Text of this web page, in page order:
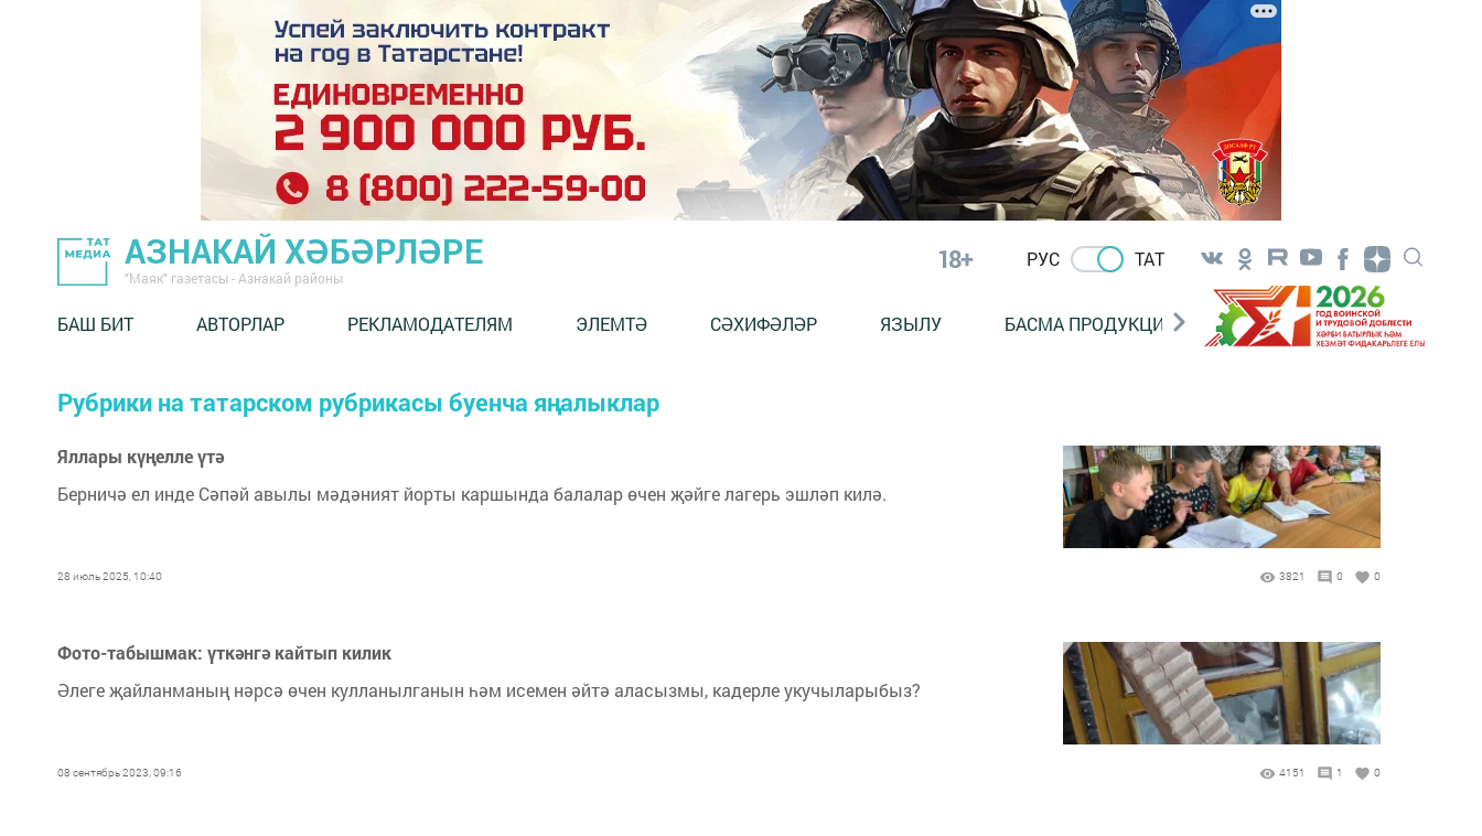
АЗНАКАЙ ХӘБӘРЛӘРЕ
"Маяк" газетасы - Азнакай районы
18+ РУС ТАТ
БАШ БИТ АВТОРЛАР РЕКЛАМОДАТЕЛЯМ ЭЛЕМТӘ СӘХИФӘЛӘР ЯЗЫЛУ БАСМА ПРОДУКЦИЯ САТУ «ГӨЛСТАН»
Рубрики на татарском рубрикасы буенча яңалыклар
Яллары күңелле үтә
Берничә ел инде Сәпәй авылы мәдәният йорты каршында балалар өчен җәйге лагерь эшләп килә.
28 июль 2025, 10:40 3821 0 0
Фото-табышмак: үткәнгә кайтып килик
Әлеге җайланманың нәрсә өчен кулланылганын һәм исемен әйтә аласызмы, кадерле укучыларыбыз?
08 сентябрь 2023, 09:16 4151 1 0